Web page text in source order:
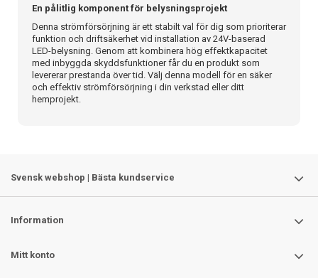
En pålitlig komponent för belysningsprojekt
Denna strömförsörjning är ett stabilt val för dig som prioriterar
funktion och driftsäkerhet vid installation av 24V-baserad
LED-belysning. Genom att kombinera hög effektkapacitet
med inbyggda skyddsfunktioner får du en produkt som
levererar prestanda över tid. Välj denna modell för en säker
och effektiv strömförsörjning i din verkstad eller ditt
hemprojekt.
Svensk webshop | Bästa kundservice
Information
Mitt konto